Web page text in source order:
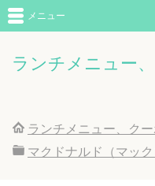
ランチメニュー
メニュー
ランチメニュー、ク
マクドナルド（マッ